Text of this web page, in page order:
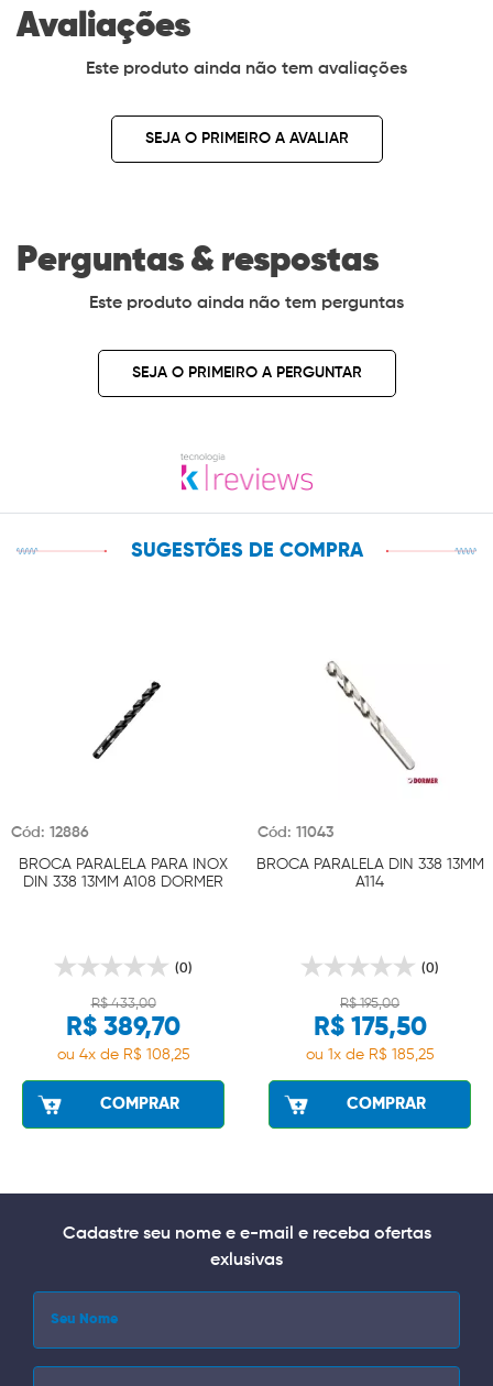
Avaliações
Este produto ainda não tem avaliações
SEJA O PRIMEIRO A AVALIAR
Perguntas & respostas
Este produto ainda não tem perguntas
SEJA O PRIMEIRO A PERGUNTAR
SUGESTÕES DE COMPRA
Cód: 12886
BROCA PARALELA PARA INOX
DIN 338 13MM A108 DORMER
(0)
R$ 433,00
R$ 389,70
ou 4x de R$ 108,25
COMPRAR
Cód: 11043
BROCA PARALELA DIN 338 13MM
A114
(0)
R$ 195,00
R$ 175,50
ou 1x de R$ 185,25
COMPRAR
Cadastre seu nome e e-mail e receba ofertas
exlusivas